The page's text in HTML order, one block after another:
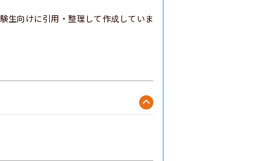
生向けに引用・整理して作成していま